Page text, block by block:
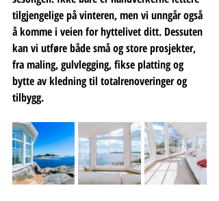
tilgjengelige på vinteren, men vi unngår også
å komme i veien for hyttelivet ditt. Dessuten
kan vi utføre både små og store prosjekter,
fra maling, gulvlegging, fikse platting og
bytte av kledning til totalrenoveringer og
tilbygg.